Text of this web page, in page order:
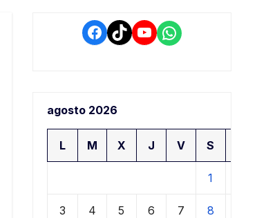
Facebook
TikTokYouTube
WhatsApp
agosto 2026
L M X J V S
1
3 4 5 6 7 8